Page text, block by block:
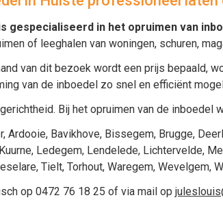
gespecialiseerd in het opruimen van
of leeghalen van woningen, schuren,
van dit bezoek wordt een prijs bepaald,
van de inboedel zo snel en efficiënt
Bij het opruimen van de inboedel
, Ardooie, Bavikhove, Bissegem, Brugge,
Kuurne, Ledegem, Lendelede, Lichtervelde,
, Tielt, Torhout, Waregem, Wevelgem,
op 0472 76 18 25 of via mail op